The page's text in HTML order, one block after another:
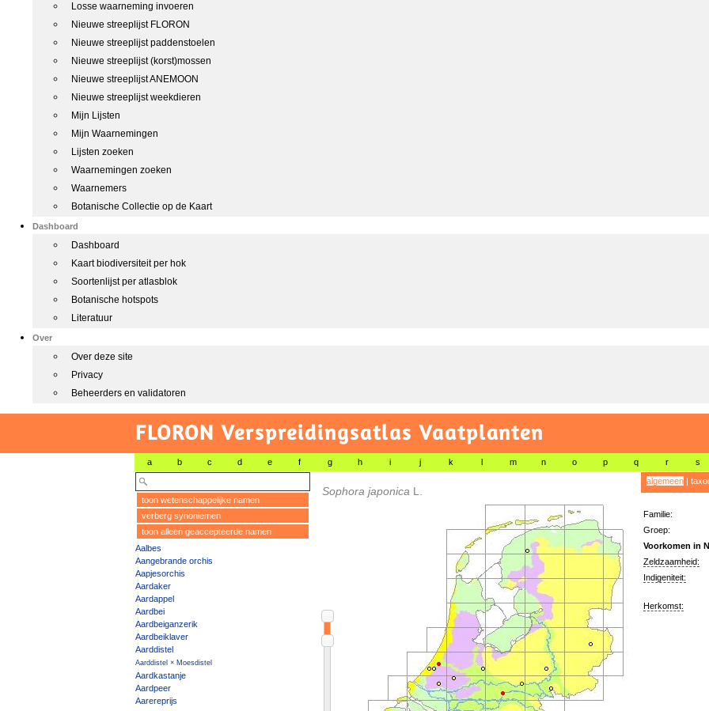
Losse waarneming invoeren
Nieuwe streeplijst FLORON
Nieuwe streeplijst paddenstoelen
Nieuwe streeplijst (korst)mossen
Nieuwe streeplijst ANEMOON
Nieuwe streeplijst weekdieren
Mijn Lijsten
Mijn Waarnemingen
Lijsten zoeken
Waarnemingen zoeken
Waarnemers
Botanische Collectie op de Kaart
Dashboard
Dashboard
Kaart biodiversiteit per hok
Soortenlijst per atlasblok
Botanische hotspots
Literatuur
Over
Over deze site
Privacy
Beheerders en validatoren
FLORON Verspreidingsatlas Vaatplanten
a b c d e f g h i j k l m n o p q r s
toon wetenschappelijke namen
verberg synoniemen
toon alleen geaccepteerde namen
Aalbes
Aangebrande orchis
Aapjesorchis
Aardaker
Aardappel
Aardbei
Aardbeiganzerik
Aardbeiklaver
Aarddistel
Aarddistel × Moesdistel
Aardkastanje
Aardpeer
Aarereprijs
Sophora japonica L.
algemeen|
Familie:
Groep:
Voorkomen in
Zeldzaamheid:
Indigeniteit:
Herkomst: